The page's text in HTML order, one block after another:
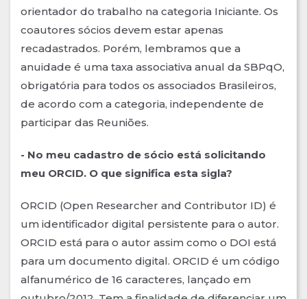
orientador do trabalho na categoria Iniciante. Os
coautores sócios devem estar apenas
recadastrados. Porém, lembramos que a
anuidade é uma taxa associativa anual da SBPqO,
obrigatória para todos os associados Brasileiros,
de acordo com a categoria, independente de
participar das Reuniões.
- No meu cadastro de sócio está solicitando
meu ORCID. O que significa esta sigla?
ORCID (Open Researcher and Contributor ID) é
um identificador digital persistente para o autor.
ORCID está para o autor assim como o DOI está
para um documento digital. ORCID é um código
alfanumérico de 16 caracteres, lançado em